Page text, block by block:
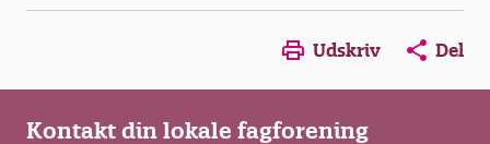
Opens in a new window
Opens in a new
Opens in
Udskriv Del
Kontakt din lokale fagforening